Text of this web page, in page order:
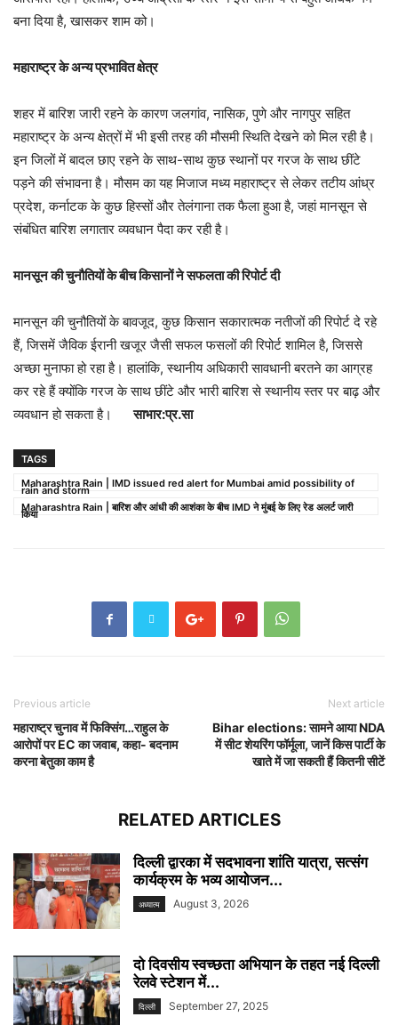
बना दिया है, खासकर शाम को।
महाराष्ट्र के अन्य प्रभावित क्षेत्र
शहर में बारिश जारी रहने के कारण जलगांव, नासिक, पुणे और नागपुर सहित
महाराष्ट्र के अन्य क्षेत्रों में भी इसी तरह की मौसमी स्थिति देखने को मिल रही है।
इन जिलों में बादल छाए रहने के साथ-साथ कुछ स्थानों पर गरज के साथ छींटे
पड़ने की संभावना है। मौसम का यह मिजाज मध्य महाराष्ट्र से लेकर तटीय आंध्र
प्रदेश, कर्नाटक के कुछ हिस्सों और तेलंगाना तक फैला हुआ है, जहां मानसून से
संबंधित बारिश लगातार व्यवधान पैदा कर रही है।
मानसून की चुनौतियों के बीच किसानों ने सफलता की रिपोर्ट दी
मानसून की चुनौतियों के बावजूद, कुछ किसान सकारात्मक नतीजों की रिपोर्ट दे रहे
हैं, जिसमें जैविक ईरानी खजूर जैसी सफल फसलों की रिपोर्ट शामिल है, जिससे
अच्छा मुनाफा हो रहा है। हालांकि, स्थानीय अधिकारी सावधानी बरतने का आग्रह
कर रहे हैं क्योंकि गरज के साथ छींटे और भारी बारिश से स्थानीय स्तर पर बाढ़ और
व्यवधान हो सकता है।साभार:प्र.सा
TAGS
Maharashtra Rain | IMD issued red alert for Mumbai amid possibility of
rain and storm
Maharashtra Rain | बारिश और आंधी की आशंका के बीच IMD ने मुंबई के लिए रेड अलर्ट जारी
किया
Previous article
महाराष्ट्र चुनाव में फिक्सिंग…राहुल के
आरोपों पर EC का जवाब, कहा- बदनाम
करना बेतुका काम है
Next article
Bihar elections: सामने आया NDA
में सीट शेयरिंग फॉर्मूला, जानें किस पार्टी के
खाते में जा सकती हैं कितनी सीटें
RELATED ARTICLES
दिल्ली द्वारका में सदभावना शांति यात्रा, सत्संग
कार्यक्रम के भव्य आयोजन...
अध्यात्म August 3, 2026
दो दिवसीय स्वच्छता अभियान के तहत नई दिल्ली
रेलवे स्टेशन में...
दिल्ली September 27, 2025